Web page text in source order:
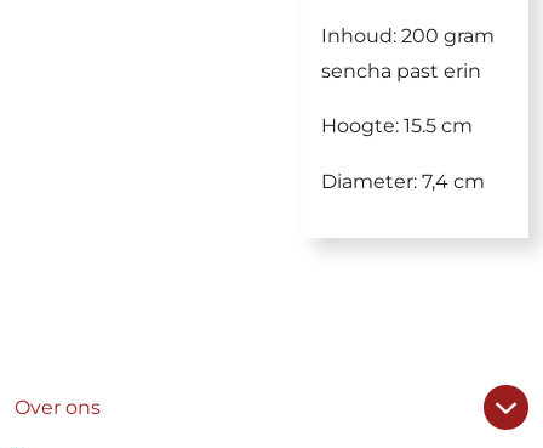
Inhoud: 200 gram
sencha past erin
Hoogte: 15.5 cm
Diameter: 7,4 cm
Over ons